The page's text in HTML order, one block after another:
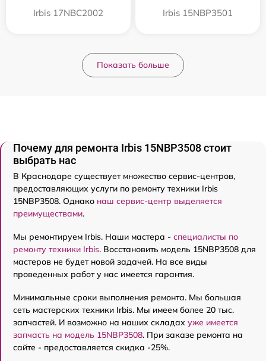
Irbis 17NBC2002 Irbis 15NBP3501
Показать больше
Почему для ремонта Irbis 15NBP3508 стоит
выбрать нас
В Краснодаре существует множество сервис-центров,
предоставляющих услуги по ремонту техники Irbis
15NBP3508. Однако наш сервис-центр выделяется
преимуществами.
Мы ремонтируем Irbis. Наши мастера - специалисты по
ремонту техники Irbis. Восстановить модель 15NBP3508 для
мастеров не будет новой задачей. На все виды
проведенных работ у нас имеется гарантия.
Минимальные сроки выполнения ремонта. Мы большая
сеть мастерских техники Irbis. Мы имеем более 20 тыс.
запчастей. И возможно на наших складах уже имеется
запчасть на модель 15NBP3508. При заказе ремонта на
сайте - предоставляется скидка -25%.